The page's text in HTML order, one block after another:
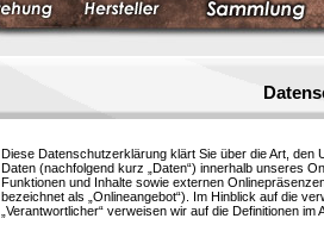
Diese Datenschutzerklärung klärt Sie über die Art,
Daten (nachfolgend kurz „Daten“) innerhalb unseres
Funktionen und Inhalte sowie externen
bezeichnet als „Onlineangebot“). Im Hinblick auf die
„Verantwortlicher“ verweisen wir auf die Definitionen